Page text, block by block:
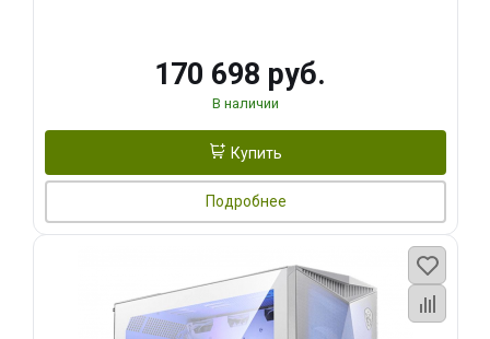
170 698 руб.
В наличии
Купить
Подробнее